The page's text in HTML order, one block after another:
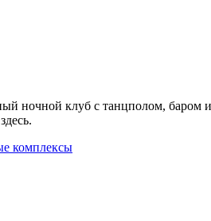
ночной клуб с танцполом, баром
комплексы